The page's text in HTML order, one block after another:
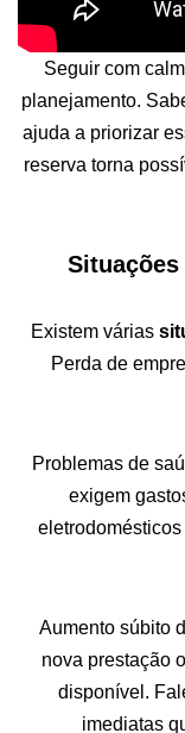
Seguir com
planejamento.
ajuda a priorizar
reserva torna
Existem várias
Perda de
Problemas de
exigem
Aumento súbito
nova prestação
disponível.
imediatas